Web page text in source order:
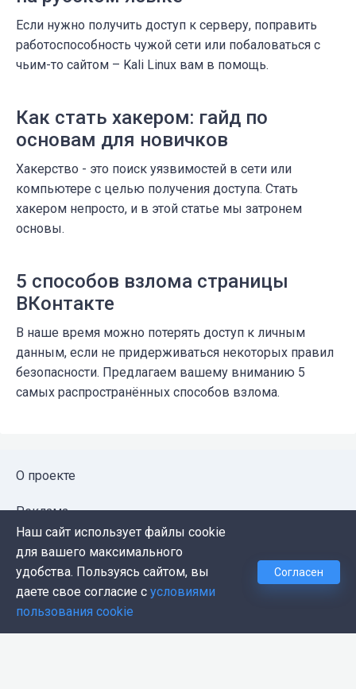
Если нужно получить доступ к серверу, поправить
работоспособность чужой сети или побаловаться с
чьим-то сайтом – Kali Linux вам в помощь.
Как стать хакером: гайд по
основам для новичков
Хакерство - это поиск уязвимостей в сети или
компьютере с целью получения доступа. Стать
хакером непросто, и в этой статье мы затронем
основы.
5 способов взлома страницы
ВКонтакте
В наше время можно потерять доступ к личным
данным, если не придерживаться некоторых правил
безопасности. Предлагаем вашему вниманию 5
самых распространённых способов взлома.
О проекте
Реклама
Публичная оферта
Политика конфиденциальности
Контакты
Наш сайт использует файлы cookie
для вашего максимального
удобства. Пользуясь сайтом, вы
даете свое согласие с условиями
пользования cookie
Согласен